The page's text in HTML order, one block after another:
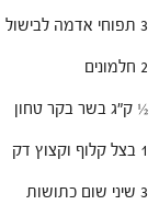
3 תפוחי אדמה לבישול
2 חלמונים
½ ק"ג בשר בקר טחון
1 בצל קלוף וקצוץ דק
3 שיני שום כתושות